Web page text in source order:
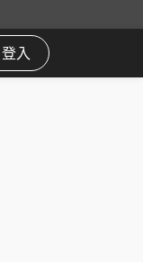
登入